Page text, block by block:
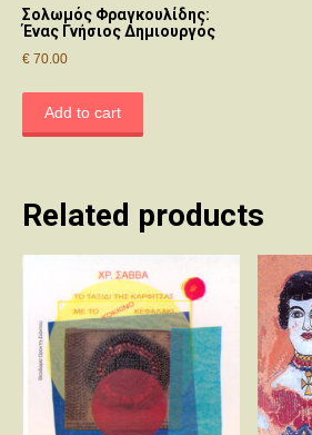
Σολωμός Φραγκουλίδης:
Ένας Γνήσιος Δημιουργός
€ 70.00
Add to cart
Related products